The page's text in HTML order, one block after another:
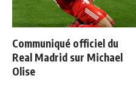
Communiqué officiel du
Real Madrid sur Michael
Olise